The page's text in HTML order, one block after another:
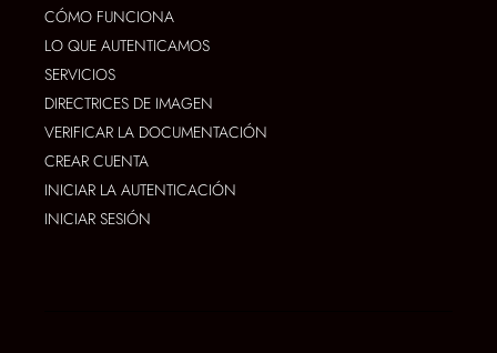
CÓMO FUNCIONA
LO QUE AUTENTICAMOS
SERVICIOS
DIRECTRICES DE IMAGEN
VERIFICAR LA DOCUMENTACIÓN
CREAR CUENTA
INICIAR LA AUTENTICACIÓN
INICIAR SESIÓN